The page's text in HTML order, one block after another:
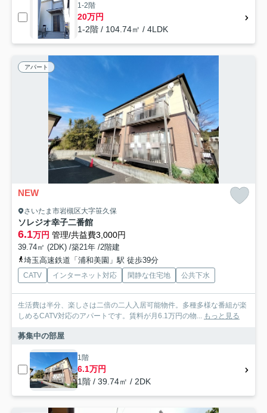
1-2階
20万円
1-2階 / 104.74㎡ / 4LDK
アパート
NEW
さいたま市岩槻区大字笹久保
ソレジオ幸子二番館
6.1万円 管理/共益費3,000円
39.74㎡ (2DK) /築21年 /2階建
埼玉高速鉄道「浦和美園」駅 徒歩39分
CATV インターネット対応 閑静な住宅地 公共下水
生活費は半分、楽しさは二倍の二人入居可能物件。多種多様な番組が楽
しめるCATV対応のアパートです。賃料が月6.1万円の物...
もっと見る
募集中の部屋
1階
6.1万円
1階 / 39.74㎡ / 2DK